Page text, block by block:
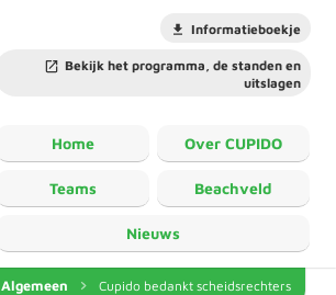
Informatieboekje
Bekijk het programma, de standen en
uitslagen
Home Over CUPIDO
Teams Beachveld
Nieuws
Algemeen Cupido bedankt scheidsrechters